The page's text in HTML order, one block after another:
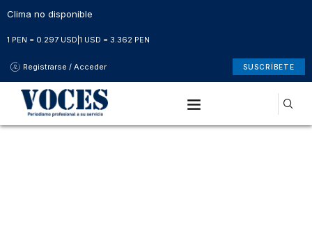
Clima no disponible
1 PEN = 0.297 USD 1 USD = 3.362 PEN
Registrarse / Acceder SUSCRÍBETE